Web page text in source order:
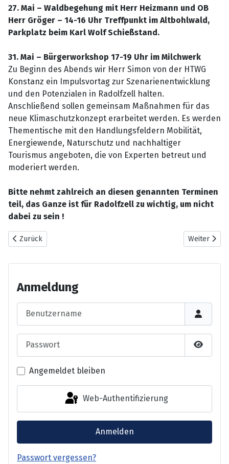
27. Mai – Waldbegehung mit Herr Heizmann und OB
Herr Gröger – 14-16 Uhr Treffpunkt im Altbohlwald,
Parkplatz beim Karl Wolf Schießstand.
31. Mai – Bürgerworkshop 17-19 Uhr im Milchwerk
Zu Beginn des Abends wir Herr Simon von der HTWG
Konstanz ein Impulsvortag zur Szenarienentwicklung
und den Potenzialen in Radolfzell halten.
Anschließend sollen gemeinsam Maßnahmen für das
neue Klimaschutzkonzept erarbeitet werden. Es werden
Thementische mit den Handlungsfeldern Mobilität,
Energiewende, Naturschutz und nachhaltiger
Tourismus angeboten, die von Experten betreut und
moderiert werden.
Bitte nehmt zahlreich an diesen genannten Terminen
teil, das Ganze ist für Radolfzell zu wichtig, um nicht
dabei zu sein !
Vorheriger Beitrag: Uferauwald der Mettnau
Zurück Nächster
Weiter
Anmeldung
Angemeldet bleiben
Web-Authentifizierung
Anmelden
Passwort vergessen?